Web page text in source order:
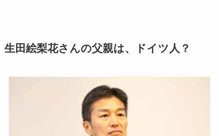
生田絵梨花さんの父親は、ドイツ人？